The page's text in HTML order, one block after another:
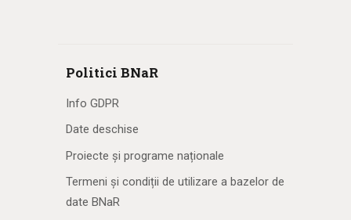
Politici BNaR
Info GDPR
Date deschise
Proiecte și programe naționale
Termeni și condiții de utilizare a bazelor de
date BNaR